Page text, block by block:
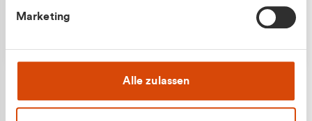
Marketing
Alle zulassen